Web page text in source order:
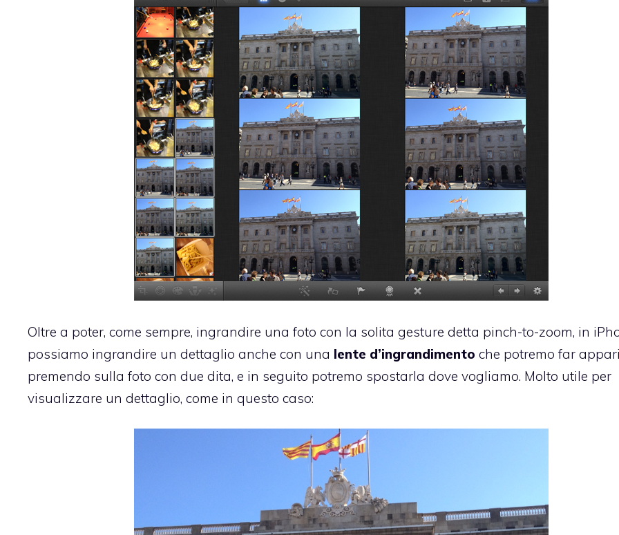
Oltre a poter, come sempre, ingrandire una foto con la solita gesture detta pinch-to-zoom, in
possiamo ingrandire un dettaglio anche con una lente d’ingrandimento che potremo far
premendo sulla foto con due dita, e in seguito potremo spostarla dove vogliamo. Molto utile per
visualizzare un dettaglio, come in questo caso: